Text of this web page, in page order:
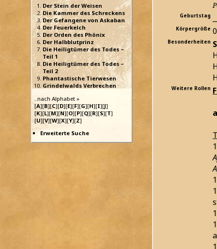
Der Stein der Weisen
Die Kammer des Schreckens
Der Gefangene von Askaban
Der Feuerkelch
Der Orden des Phönix
Der Halbblutprinz
Die Heiligtümer des Todes –
Teil 1
Die Heiligtümer des Todes –
Teil 2
Phantastische Tierwesen
Grindelwalds Verbrechen
..nach Alphabet »
[A][B][C][D][E][F][G][H][I][J]
[K][L][M][N][O][P][Q][R][S][T]
[U][V][W][X][Y][Z]
Erweiterte Suche
Geburtstag
Körpergröße
Besonderheiten
Weitere Rollen